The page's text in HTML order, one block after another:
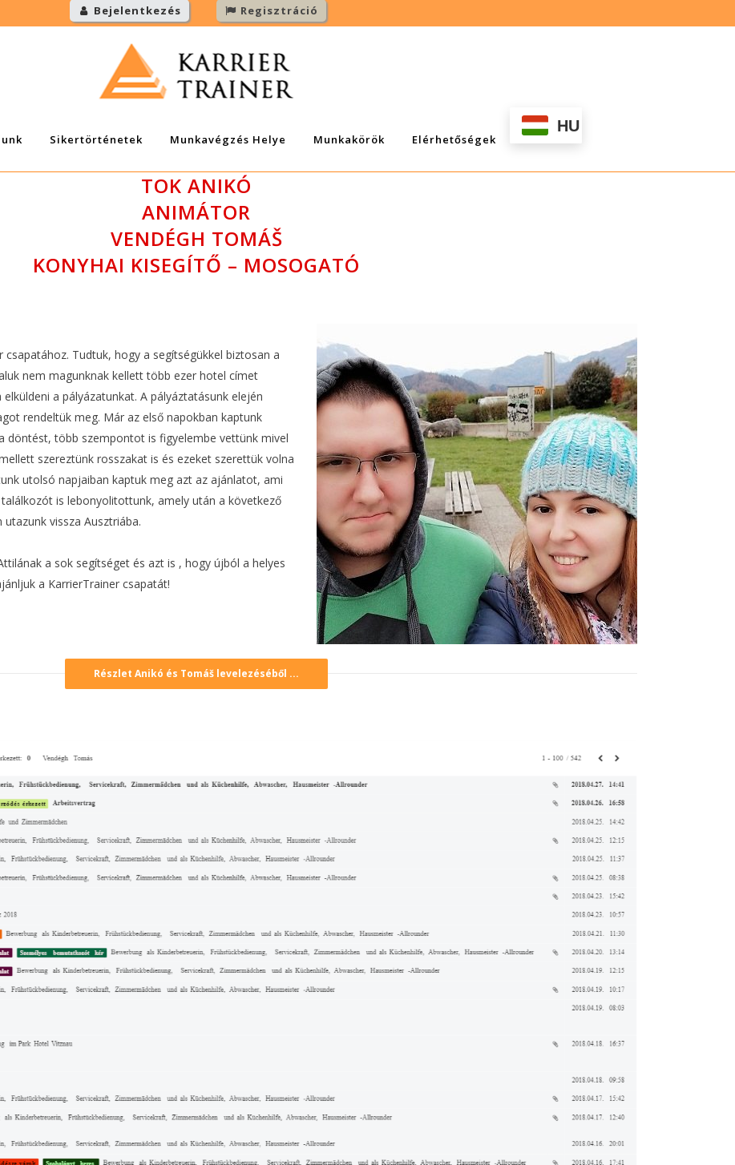
Bejelentkezés Regisztráció
Sikertörténetek Munkavégzés Helye Munkakörök Elérhetőségek
HU
TOK ANIKÓ
ANIMÁTOR
VENDÉGH TOMÁŠ
KONYHAI KISEGÍTŐ – MOSOGATÓ
Tudtuk, hogy a segítségükkel biztosan a
nem magunknak kellett több ezer hotel címet
a pályázatunkat. A pályáztatásunk elején
rendeltük meg. Már az első napokban kaptunk
döntést, több szempontot is figyelembe vettünk mivel
szereztünk rosszakat is és ezeket szerettük volna
utolsó napjaiban kaptuk meg azt az ajánlatot, ami
is lebonyolitottunk, amely után a következő
vissza Ausztriába.
a sok segítséget és azt is , hogy újból a helyes
a KarrierTrainer csapatát!
Részlet Anikó és Tomáš levelezéséből ...